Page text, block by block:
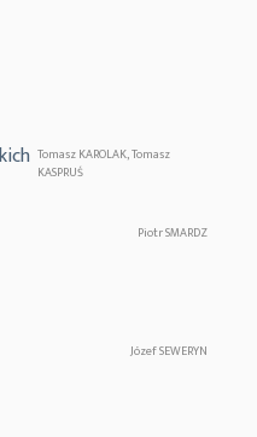
Tomasz KAROLAK, Tomasz
KASPRUŚ
Piotr SMARDZ
Józef SEWERYN